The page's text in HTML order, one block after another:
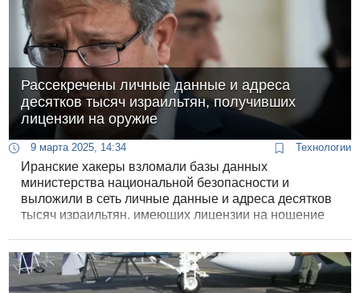
Рассекречены личные данные и адреса
десятков тысяч израильтян, получивших
лицензии на оружие
9 марта 2025, 14:34 Технологии
Иранские хакеры взломали базы данных
министерства национальной безопасности и
выложили в сеть личные данные и адреса десятков
тысяч израильтян, имеющих лицензии на ношение
данных с ее серверов.